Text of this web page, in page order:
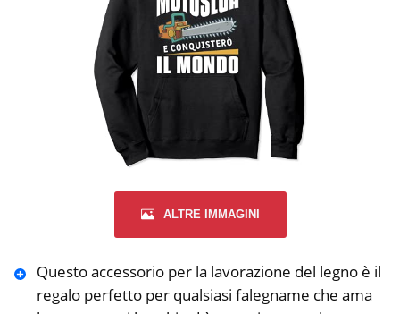
ALTRE IMMAGINI
Questo accessorio per la lavorazione del legno è il
regalo perfetto per qualsiasi falegname che ama